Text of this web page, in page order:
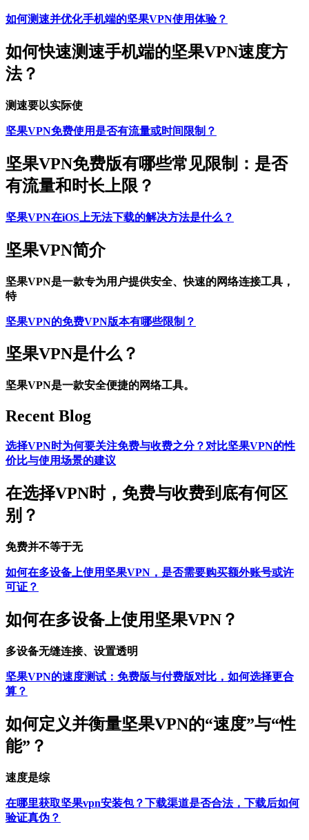
如何测速并优化手机端的坚果VPN使用体验？
如何快速测速手机端的坚果VPN速度方
法？
测速要以实际使
坚果VPN免费使用是否有流量或时间限制？
坚果VPN免费版有哪些常见限制：是否
有流量和时长上限？
坚果VPN在iOS上无法下载的解决方法是什么？
坚果VPN简介
坚果VPN是一款专为用户提供安全、快速的网络连接工具，
特
坚果VPN的免费VPN版本有哪些限制？
坚果VPN是什么？
坚果VPN是一款安全便捷的网络工具。
Recent Blog
选择VPN时为何要关注免费与收费之分？对比坚果VPN的性
价比与使用场景的建议
在选择VPN时，免费与收费到底有何区
别？
免费并不等于无
如何在多设备上使用坚果VPN，是否需要购买额外账号或许
可证？
如何在多设备上使用坚果VPN？
多设备无缝连接、设置透明
坚果VPN的速度测试：免费版与付费版对比，如何选择更合
算？
如何定义并衡量坚果VPN的“速度”与“性
能”？
速度是综
在哪里获取坚果vpn安装包？下载渠道是否合法，下载后如何
验证真伪？